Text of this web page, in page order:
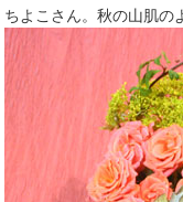
ちよこさん。秋の山肌の